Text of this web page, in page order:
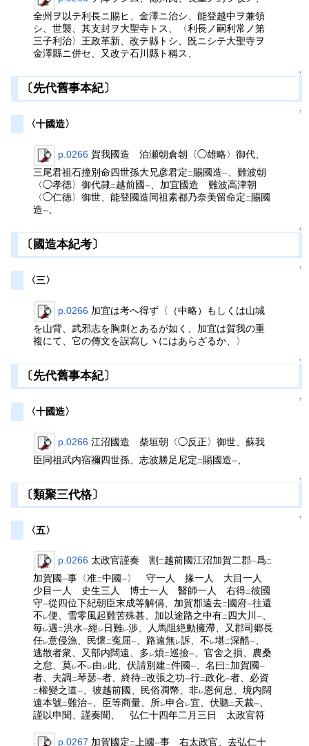
全州ヲ以テ利長ニ賜ヒ、金澤ニ治シ、能登越中ヲ兼領
シ、世襲、其支封ヲ大聖寺トス、〈利長ノ嗣利常ノ第
三子利治〉王政革新、改テ縣トシ、旣ニシテ大聖寺ヲ
金澤縣ニ併セ、又改テ石川縣ト稱ス、
↑
〔先代舊事本紀〕
↑
〈十國造〉
p.0266 賀我國造 泊瀬朝倉朝〈◯雄略〉御代、
三尾君祖石撞別命四世孫大兄彦君定 二 賜國造一
、難波朝
〈◯孝徳〉御代隷 二 越前國一
、加宜國造 難波高津朝
〈◯仁徳〉御世、能登國造同祖素都乃奈美留命定 二 賜國
造一
↑
〔國造本紀考〕
↑
〈三〉
p.0266 加宜は考へ得ず〈（中略）もしくは山城
を山背、武邪志を胸刺とあるが如く、加宜は賀我の重
複にて、它の傳文を誤寫しヽにはあらざるか、〉
↑
〔先代舊事本紀〕
↑
〈十國造〉
p.0266 江沼國造 柴垣朝〈◯反正〉御世、蘇我
臣同祖武内宿禰四世孫、志波勝足尼定 二賜國造一
↑
〔類聚三代格〕
↑
〈五〉
p.0266 太政官謹奏 割二越前國江沼加賀二郡一爲二
加賀國一事〈准二中國一 〉 守一人 掾一人 大目一人
少目一人 史生三人 博士一人 醫師一人 右得二彼國
守一從四位下紀朝臣末成等解偁、加賀郡遠去二國府一往還
不 レ便、雪零風起難苦殊甚、加以途路之中有二四大川一、
毎レ遇二洪水一經レ 日難レ渉、人馬阻絶動擁滯、又郡司郷長
任レ意侵漁、民懷二寃屈一、路遠無レ訴、不 レ堪二深酷一、
逃散者衆、又部内闊遠、多 レ煩二巡撿一、官舍之損、農桑
之怠、莫レ不 レ 由 レ 此、伏請別建二件國一、名曰二加賀國一
者、夫調二琴瑟一者、終待二改張之功一行二政化一者、必資
二權變之道一、彼越前國、民俗凋幣、非レ恩何息、境内闊
遠本號二難治一、臣等商量、所レ申合 レ宜、伏聽二天裁一、
謹以申聞、謹奏聞、 弘仁十四年二月三日 太政官符
p.0267 加賀國定 二 上國一事 右太政官、去弘仁十